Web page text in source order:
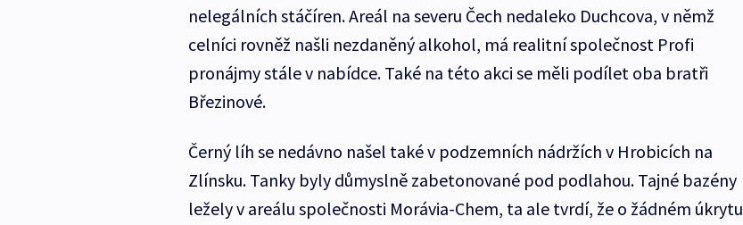
nelegálních stáčíren. Areál na severu Čech nedaleko Duchcova, v němž
celníci rovněž našli nezdaněný alkohol, má realitní společnost Profi
pronájmy stále v nabídce. Také na této akci se měli podílet oba bratři
Březinové.
Černý líh se nedávno našel také v podzemních nádržích v Hrobicích na
Zlínsku. Tanky byly důmyslně zabetonované pod podlahou. Tajné bazény
ležely v areálu společnosti Morávia-Chem, ta ale tvrdí, že o žádném úkrytu